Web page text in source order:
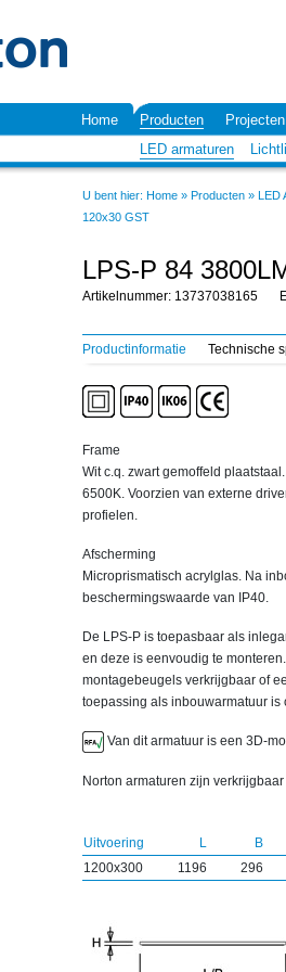
Home Producten Projecten
LED armaturen
U bent hier: Home » Producten » LED
120x30 GST
LPS-P 84
Artikelnummer: 13737038165
Productinformatie Technische
Frame
Wit c.q. zwart gemoffeld
6500K. Voorzien van externe
profielen.
Afscherming
Microprismatisch acrylglas. Na
beschermingswaarde van IP40.
De LPS-P is toepasbaar als
en deze is eenvoudig te
montagebeugels verkrijgbaar of
toepassing als inbouwarmatuur is
Van dit armatuur is een 3D-
Norton armaturen zijn
Uitvoering L B
1200x300
1196 296